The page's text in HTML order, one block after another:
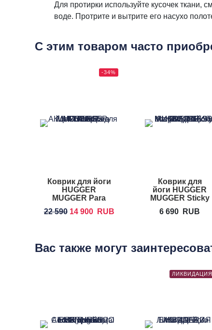
Для протирки используйте кусочек
воде. Протрите и вытрите его насухо
С этим товаром часто
-34%
Коврик для йоги
HUGGER
MUGGER Para
22 590 14 900 RUB
Коврик для
йоги HUGGER
MUGGER Sticky
6 690 RUB
Вас также могут
ЛИКВИДАЦИЯ